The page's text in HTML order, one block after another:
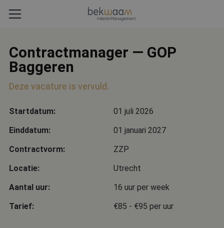
Contractmanager — GOP
Baggeren
Deze vacature is vervuld.
Startdatum:
01 juli 2026
Einddatum:
01 januari 2027
Contractvorm:
ZZP
Locatie:
Utrecht
Aantal uur:
16 uur per week
Tarief:
€85 - €95 per uur